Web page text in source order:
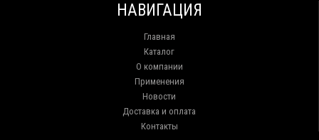
НАВИГАЦИЯ
Главная
Каталог
О компании
Применения
Новости
Доставка и оплата
Контакты